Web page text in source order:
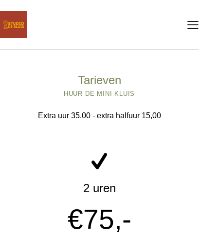
Tarieven
HUUR DE MINI KLUIS
Extra uur 35,00 - extra halfuur 15,00
2 uren
€75,-